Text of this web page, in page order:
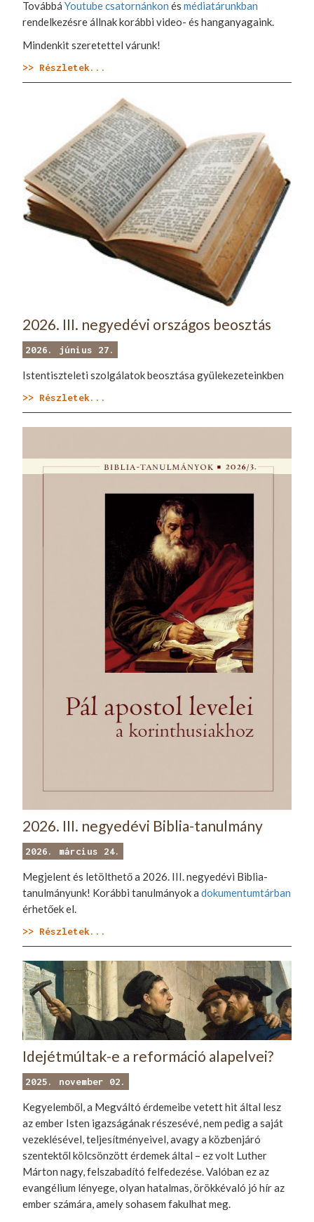
TovábbáYoutube csatornánkon ésmédiatárunkban
rendelkezésre állnak korábbi video- és hanganyagaink.
Mindenkit szeretettel várunk!
>> Részletek...
2026. III. negyedévi országos beosztás
2026. június 27.
Istentiszteleti szolgálatok beosztása gyülekezeteinkben
>> Részletek...
2026. III. negyedévi Biblia-tanulmány
2026. március 24.
Megjelent és letölthető a 2026. III. negyedévi Biblia-
tanulmányunk! Korábbi tanulmányok adokumentumtárban
érhetőek el.
>> Részletek...
Idejétmúltak-e a reformáció alapelvei?
2025. november 02.
Kegyelemből, a Megváltó érdemeibe vetett hit által lesz
az ember Isten igazságának részesévé, nem pedig a saját
vezeklésével, teljesítményeivel, avagy a közbenjáró
szentektől kölcsönzött érdemek által – ez volt Luther
Márton nagy, felszabadító felfedezése. Valóban ez az
evangélium lényege, olyan hatalmas, örökkévaló jó hír az
ember számára, amely sohasem fakulhat meg.